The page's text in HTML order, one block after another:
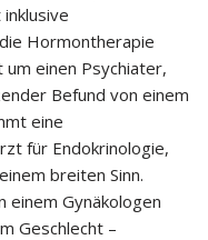
Hormontherapie
um einen Psychiater,
Befund von einem
eine
für Endokrinologie,
breiten Sinn.
einem Gynäkologen
Geschlecht –